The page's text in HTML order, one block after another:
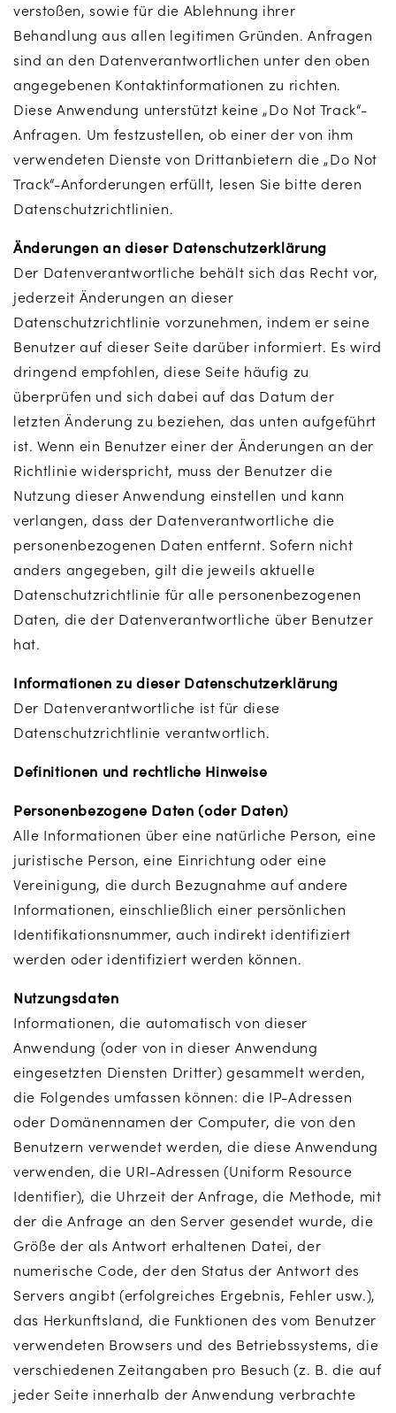
verstoßen, sowie für die Ablehnung ihrer
Behandlung aus allen legitimen Gründen. Anfragen
sind an den Datenverantwortlichen unter den oben
angegebenen Kontaktinformationen zu richten.
Diese Anwendung unterstützt keine „Do Not Track“-
Anfragen. Um festzustellen, ob einer der von ihm
verwendeten Dienste von Drittanbietern die „Do Not
Track“-Anforderungen erfüllt, lesen Sie bitte deren
Datenschutzrichtlinien.
Änderungen an dieser Datenschutzerklärung
Der Datenverantwortliche behält sich das Recht vor,
jederzeit Änderungen an dieser
Datenschutzrichtlinie vorzunehmen, indem er seine
Benutzer auf dieser Seite darüber informiert. Es wird
dringend empfohlen, diese Seite häufig zu
überprüfen und sich dabei auf das Datum der
letzten Änderung zu beziehen, das unten aufgeführt
ist. Wenn ein Benutzer einer der Änderungen an der
Richtlinie widerspricht, muss der Benutzer die
Nutzung dieser Anwendung einstellen und kann
verlangen, dass der Datenverantwortliche die
personenbezogenen Daten entfernt. Sofern nicht
anders angegeben, gilt die jeweils aktuelle
Datenschutzrichtlinie für alle personenbezogenen
Daten, die der Datenverantwortliche über Benutzer
hat.
Informationen zu dieser Datenschutzerklärung
Der Datenverantwortliche ist für diese
Datenschutzrichtlinie verantwortlich.
Definitionen und rechtliche Hinweise
Personenbezogene Daten (oder Daten)
Alle Informationen über eine natürliche Person, eine
juristische Person, eine Einrichtung oder eine
Vereinigung, die durch Bezugnahme auf andere
Informationen, einschließlich einer persönlichen
Identifikationsnummer, auch indirekt identifiziert
werden oder identifiziert werden können.
Nutzungsdaten
Informationen, die automatisch von dieser
Anwendung (oder von in dieser Anwendung
eingesetzten Diensten Dritter) gesammelt werden,
die Folgendes umfassen können: die IP-Adressen
oder Domänennamen der Computer, die von den
Benutzern verwendet werden, die diese Anwendung
verwenden, die URI-Adressen (Uniform Resource
Identifier), die Uhrzeit der Anfrage, die Methode, mit
der die Anfrage an den Server gesendet wurde, die
Größe der als Antwort erhaltenen Datei, der
numerische Code, der den Status der Antwort des
Servers angibt (erfolgreiches Ergebnis, Fehler usw.),
das Herkunftsland, die Funktionen des vom Benutzer
verwendeten Browsers und des Betriebssystems, die
verschiedenen Zeitangaben pro Besuch (z. B. die auf
jeder Seite innerhalb der Anwendung verbrachte